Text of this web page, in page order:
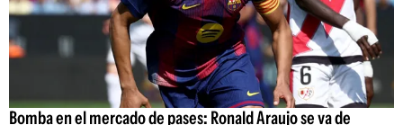
Bomba en el mercado de pases: Ronald Araujo se va de